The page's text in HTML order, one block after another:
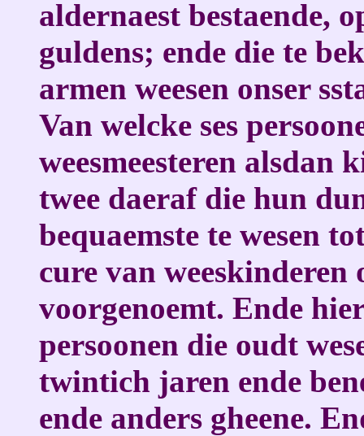
aldernaest bestaende,
guldens; ende die te
armen weesen onser
Van welcke ses
weesmeesteren alsdan
twee daeraf die hun
bequaemste te wesen
cure van weeskinderen
voorgenoemt. Ende
persoonen die oudt
twintich jaren ende
ende anders gheene.